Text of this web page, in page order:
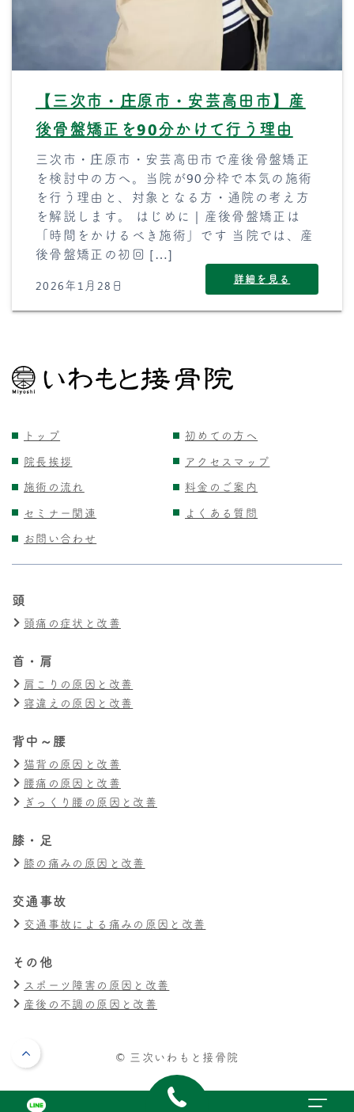
【三次市・庄原市・安芸高田市】産
後骨盤矯正を90分かけて行う理由
三次市・庄原市・安芸高田市で産後骨盤矯正
を検討中の方へ。当院が90分枠で本気の施術
を行う理由と、対象となる方・通院の考え方
を解説します。 はじめに｜産後骨盤矯正は
「時間をかけるべき施術」です 当院では、産
後骨盤矯正の初回 […]
2026年1月28日 詳細を見る
トップ
初めての方へ
院長挨拶
アクセスマップ
施術の流れ
料金のご案内
セミナー関連
よくある質問
お問い合わせ
頭
頭痛の症状と改善
首・肩
肩こりの原因と改善
寝違えの原因と改善
背中～腰
猫背の原因と改善
腰痛の原因と改善
ぎっくり腰の原因と改善
膝・足
膝の痛みの原因と改善
交通事故
交通事故による痛みの原因と改善
その他
スポーツ障害の原因と改善
産後の不調の原因と改善
© 三次いわもと接骨院